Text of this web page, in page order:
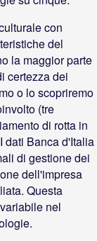
con
del
la maggior parte
certezza dei
o lo scopriremo
(tre
di rotta in
dati Banca d'Italia
di gestione dei
dell'impresa
Questa
nel